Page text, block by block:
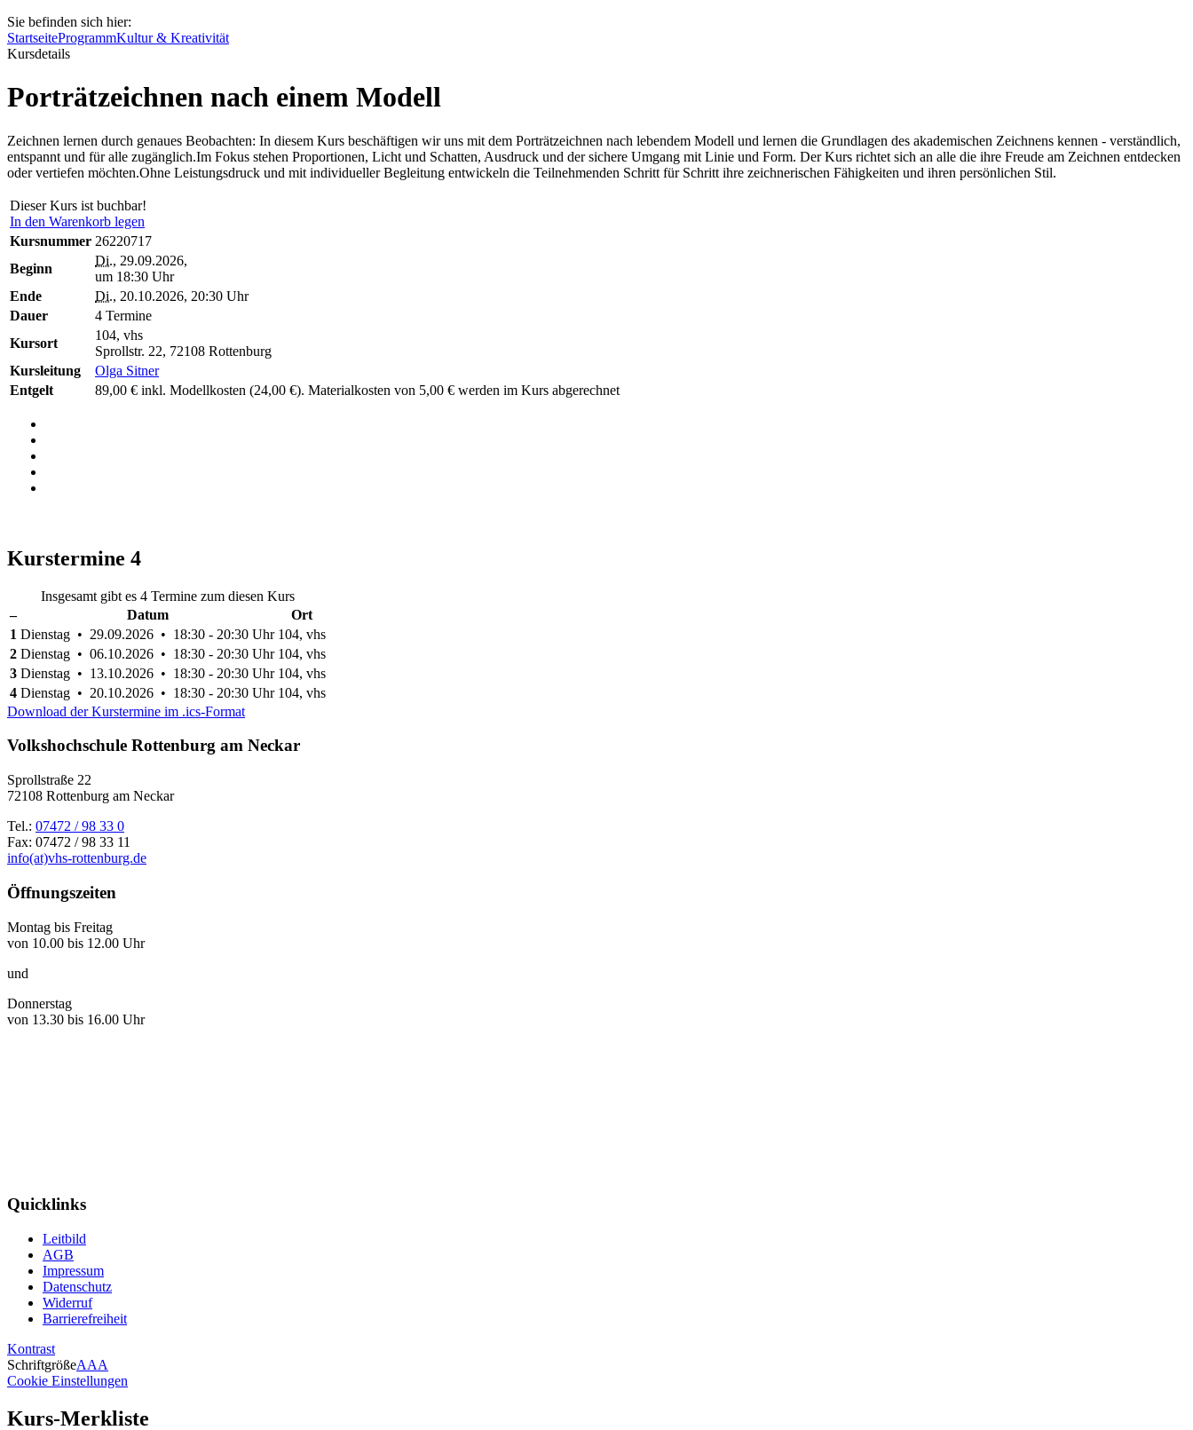
Sie befinden sich hier:
StartseiteProgrammKultur & Kreativität
Kursdetails
Porträtzeichnen nach einem Modell
Zeichnen lernen durch genaues Beobachten: In diesem Kurs beschäftigen wir uns mit dem Porträtzeichnen nach lebendem Modell und lernen die Grundlagen des akademischen Zeichnens kennen - verständlich,
entspannt und für alle zugänglich.Im Fokus stehen Proportionen, Licht und Schatten, Ausdruck und der sichere Umgang mit Linie und Form. Der Kurs richtet sich an alle die ihre Freude am Zeichnen entdecken
oder vertiefen möchten.Ohne Leistungsdruck und mit individueller Begleitung entwickeln die Teilnehmenden Schritt für Schritt ihre zeichnerischen Fähigkeiten und ihren persönlichen Stil.
Dieser Kurs ist buchbar!
In den Warenkorb legen
Kursnummer 26220717
Beginn
Di., 29.09.2026,
um 18:30 Uhr
Ende
Di., 20.10.2026, 20:30 Uhr
Dauer
4 Termine
Kursort
104, vhs
Sprollstr. 22, 72108 Rottenburg
Kursleitung
Olga Sitner
Entgelt
89,00 € inkl. Modellkosten (24,00 €). Materialkosten von 5,00 € werden im Kurs abgerechnet
Kurstermine 4
Insgesamt gibt es 4 Termine zum diesen Kurs
–
Datum
Ort
1 Dienstag • 29.09.2026 • 18:30 - 20:30 Uhr 104, vhs
2 Dienstag • 06.10.2026 • 18:30 - 20:30 Uhr 104, vhs
3 Dienstag • 13.10.2026 • 18:30 - 20:30 Uhr 104, vhs
4 Dienstag • 20.10.2026 • 18:30 - 20:30 Uhr 104, vhs
Download der Kurstermine im .ics-Format
Volkshochschule Rottenburg am Neckar
Sprollstraße 22
72108 Rottenburg am Neckar
Tel.: 07472 / 98 33 0
Fax: 07472 / 98 33 11
info(at)vhs-rottenburg.de
Öffnungszeiten
Montag bis Freitag
von 10.00 bis 12.00 Uhr
und
Donnerstag
von 13.30 bis 16.00 Uhr
Quicklinks
Leitbild
AGB
Impressum
Datenschutz
Widerruf
Barrierefreiheit
Kontrast
SchriftgrößeAAA
Cookie Einstellungen
Kurs-Merkliste